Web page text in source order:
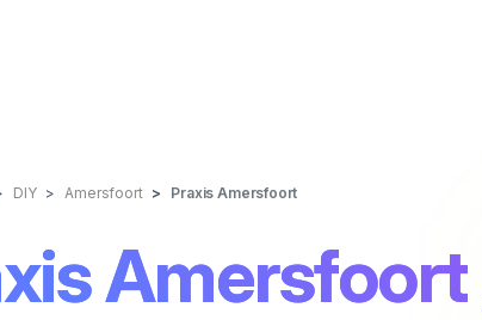
DIY Amersfoort Praxis Amersfoort
Amersfoort